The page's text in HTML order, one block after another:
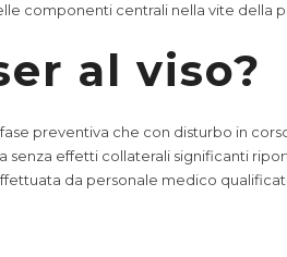
componenti centrali nella vite della
al viso?
preventiva che con disturbo in
effetti collaterali significanti
da personale medico